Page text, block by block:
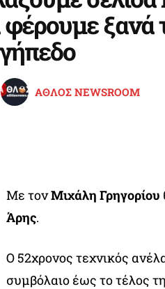
φέρουμε ξανά
ΑΘΛΟΣ NEWSROOM
Με τονΜιχάλη Γρηγορίου
Άρης.
Ο 52χρονος τεχνικός
συμβόλαιο έως το τέλος